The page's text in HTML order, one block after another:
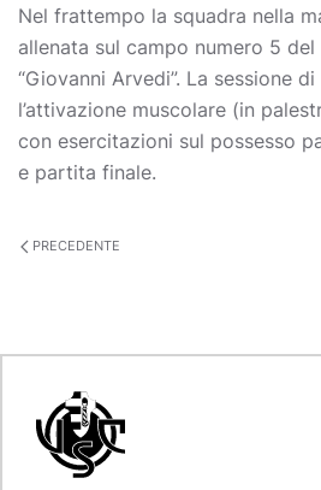
Nel frattempo la squadra nella
allenata sul campo numero 5
“Giovanni Arvedi”. La sessione
l’attivazione muscolare (in
con esercitazioni sul possesso
e partita finale.
PRECEDENTE